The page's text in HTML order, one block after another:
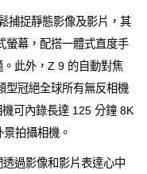
捕捉靜態影像及影片，其
螢幕，配搭一體式直度手
此外，Z 9 的自動對焦
型冠絕全球所有無反相機
可內錄長達 125 分鐘 8K
拍攝相機。
過影像和影片表達心中